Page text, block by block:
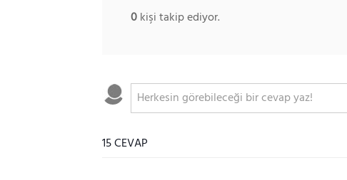
0kişi takip ediyor.
15 CEVAP